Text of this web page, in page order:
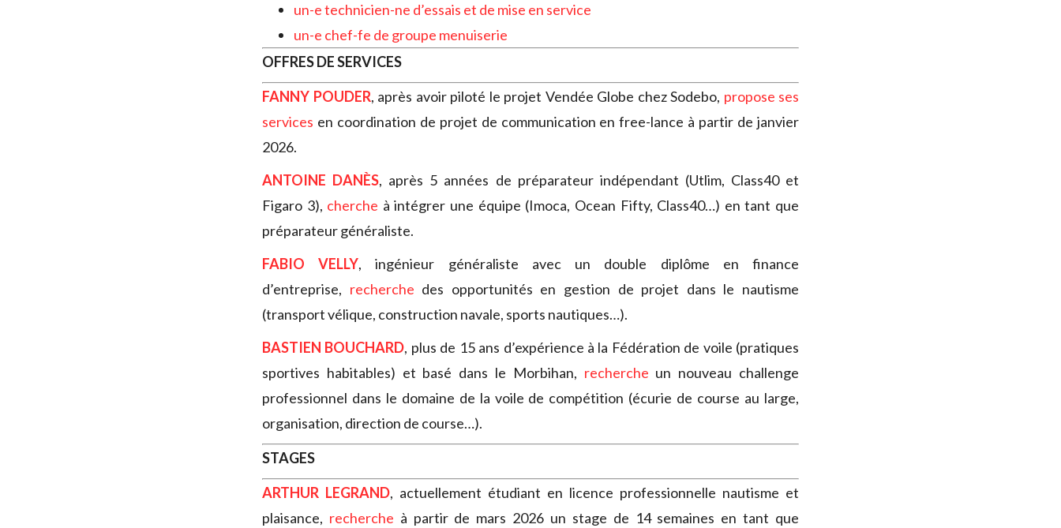
un-e technicien-ne d’essais et de mise en service
un-e chef-fe de groupe menuiserie
OFFRES DE SERVICES
FANNY POUDER, après avoir piloté le projet Vendée Globe chez Sodebo, propose ses
services en coordination de projet de communication en free-lance à partir de janvier
2026.
ANTOINE DANÈS, après 5 années de préparateur indépendant (Utlim, Class40 et
Figaro 3), cherche à intégrer une équipe (Imoca, Ocean Fifty, Class40…) en tant que
préparateur généraliste.
FABIO VELLY, ingénieur généraliste avec un double diplôme en finance
d’entreprise, recherche des opportunités en gestion de projet dans le nautisme
(transport vélique, construction navale, sports nautiques…).
BASTIEN BOUCHARD, plus de 15 ans d’expérience à la Fédération de voile (pratiques
sportives habitables) et basé dans le Morbihan, recherche un nouveau challenge
professionnel dans le domaine de la voile de compétition (écurie de course au large,
organisation, direction de course…).
STAGES
ARTHUR LEGRAND, actuellement étudiant en licence professionnelle nautisme et
plaisance, recherche à partir de mars 2026 un stage de 14 semaines en tant que